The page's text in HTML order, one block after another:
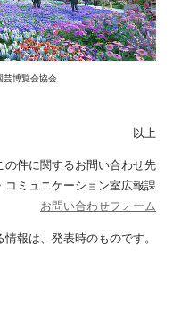
芸博覧会協会
以上
の件に関するお問い合わせ先
コミュニケーション室広報課
お問い合わせフォーム
報は、発表時のものです。